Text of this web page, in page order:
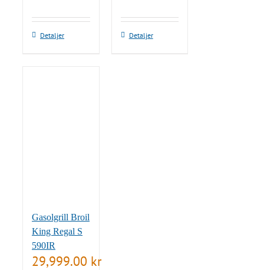
Detaljer Detaljer
Gasolgrill Broil
King Regal S
590IR
29,999.00 kr